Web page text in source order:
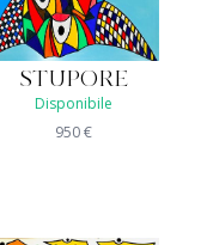
STUPORE
Disponibile
950€